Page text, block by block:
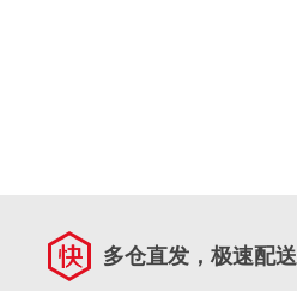
多仓直发，极速配送